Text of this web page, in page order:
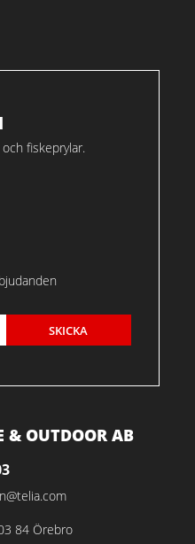
fiskeprylar.
SKICKA
& OUTDOOR AB
84 Örebro